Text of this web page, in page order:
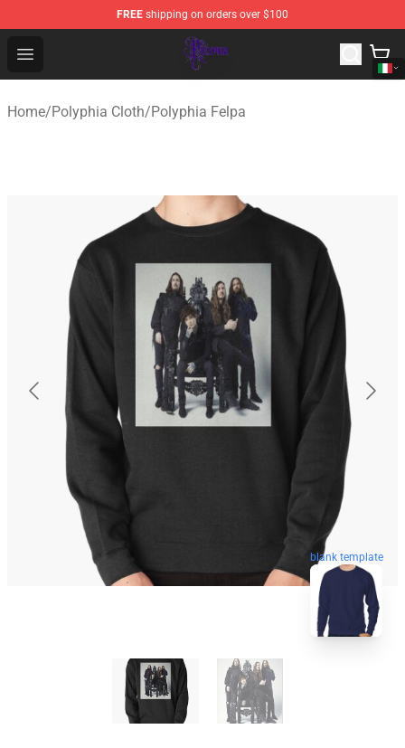
FREE shipping on orders over $100
Open menu
Polyphia Shop - Official Polyphia Merchandise Store
Home/Polyphia Cloth/Polyphia Felpa
blank template